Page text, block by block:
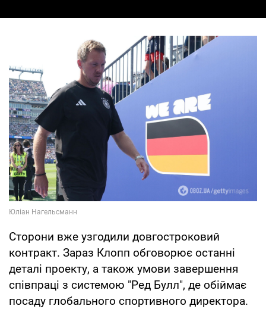
Сторони вже узгодили довгостроковий
контракт. Зараз Клопп обговорює останні
деталі проекту, а також умови завершення
співпраці з системою "Ред Булл", де обіймає
посаду глобального спортивного директора.